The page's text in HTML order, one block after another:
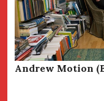
Andrew Motion